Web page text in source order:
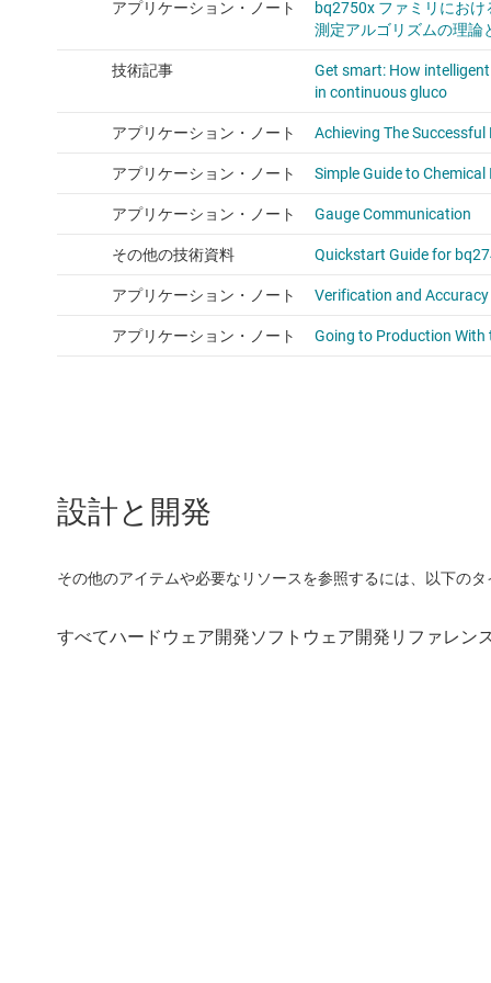
設計と開発
その他のアイテムや必要なリソースを参照するには、以下の